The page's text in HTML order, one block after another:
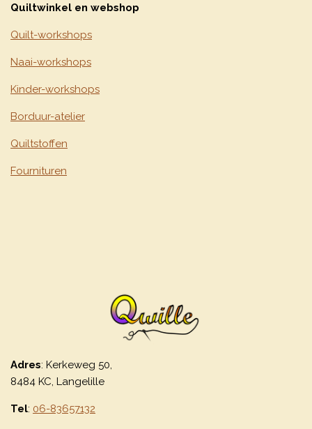
Quiltwinkel en webshop
Quilt-workshops
Naai-workshops
Kinder-workshops
Borduur-atelier
Quiltstoffen
Fournituren
Adres: Kerkeweg 50,
8484 KC, Langelille
Tel: 06-83657132